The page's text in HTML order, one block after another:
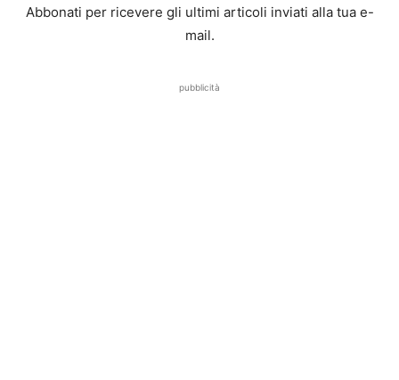
Abbonati per ricevere gli ultimi articoli inviati alla tua e-
mail.
pubblicità